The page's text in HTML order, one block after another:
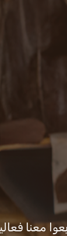
التشريعات
معنا